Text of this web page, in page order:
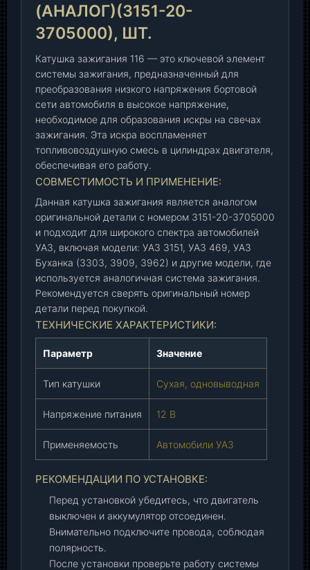
а
и
я
1
1
6
(
а
н
а
л
о
г
)
(
3
1
5
1
-
2
0
(АНАЛОГ)(3151-20-
3705000), ШТ.
Катушка зажигания 116 — это ключевой элемент
системы зажигания, предназначенный для
преобразования низкого напряжения бортовой
сети автомобиля в высокое напряжение,
необходимое для образования искры на свечах
зажигания. Эта искра воспламеняет
топливовоздушную смесь в цилиндрах двигателя,
обеспечивая его работу.
СОВМЕСТИМОСТЬ И ПРИМЕНЕНИЕ:
Данная катушка зажигания является аналогом
оригинальной детали с номером 3151-20-3705000
и подходит для широкого спектра автомобилей
УАЗ, включая модели: УАЗ 3151, УАЗ 469, УАЗ
Буханка (3303, 3909, 3962) и другие модели, где
используется аналогичная система зажигания.
Рекомендуется сверять оригинальный номер
детали перед покупкой.
ТЕХНИЧЕСКИЕ ХАРАКТЕРИСТИКИ:
Параметр Значение
Тип катушки Сухая, одновыводная
Напряжение питания 12 В
Применяемость Автомобили УАЗ
РЕКОМЕНДАЦИИ ПО УСТАНОВКЕ:
Перед установкой убедитесь, что двигатель
выключен и аккумулятор отсоединен.
Внимательно подключите провода, соблюдая
полярность.
После установки проверьте работу системы